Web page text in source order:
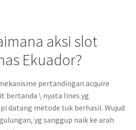
aksi slot
Ekuador?
pertandingan acquire
bertanda \ nyata lines yg
datang metode tuk berhasil. Wujud
yg sanggup naik ke arah